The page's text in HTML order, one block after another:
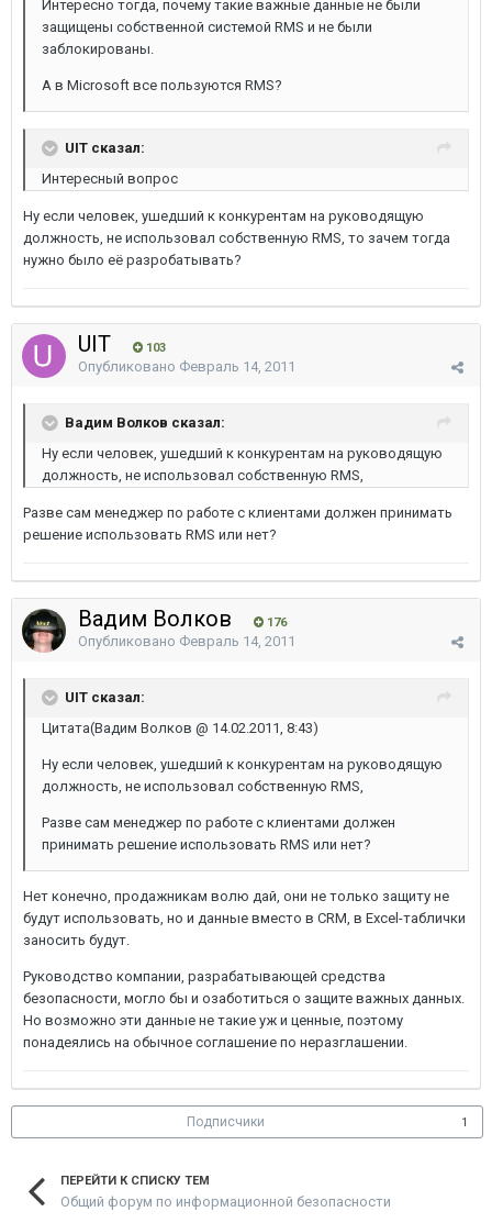
Интересно тогда, почему такие важные данные не были
защищены собственной системой RMS и не были
заблокированы.
А в Microsoft все пользуются RMS?
UIT сказал:
Интересный вопрос
Ну если человек, ушедший к конкурентам на руководящую
должность, не использовал собственную RMS, то зачем тогда
нужно было её разробатывать?
UIT 103
Опубликовано Февраль 14, 2011
Вадим Волков сказал:
Ну если человек, ушедший к конкурентам на руководящую
должность, не использовал собственную RMS,
Разве сам менеджер по работе с клиентами должен принимать
решение использовать RMS или нет?
Вадим Волков 176
Опубликовано Февраль 14, 2011
UIT сказал:
Цитата(Вадим Волков @ 14.02.2011, 8:43)
Ну если человек, ушедший к конкурентам на руководящую
должность, не использовал собственную RMS,
Разве сам менеджер по работе с клиентами должен
принимать решение использовать RMS или нет?
Нет конечно, продажникам волю дай, они не только защиту не
будут использовать, но и данные вместо в CRM, в Excel-таблички
заносить будут.
Руководство компании, разрабатывающей средства
безопасности, могло бы и озаботиться о защите важных данных.
Но возможно эти данные не такие уж и ценные, поэтому
понадеялись на обычное соглашение по неразглашении.
Подписчики 1
ПЕРЕЙТИ К СПИСКУ ТЕМ
Общий форум по информационной безопасности